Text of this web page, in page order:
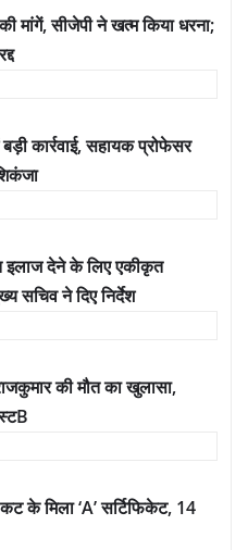
मांगें, सीजेपी ने खत्म किया धरना;
कार्रवाई, सहायक प्रोफेसर
इलाज देने के लिए एकीकृत
सचिव ने दिए निर्देश
की मौत का खुलासा,
कट के मिला ‘A’ सर्टिफिकेट, 14